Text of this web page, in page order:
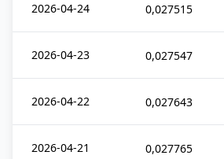
2026-04-24 0,027515
2026-04-23 0,027547
2026-04-22 0,027643
2026-04-21 0,027765